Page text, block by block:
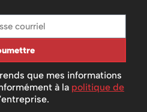
que mes informations
à la politique de